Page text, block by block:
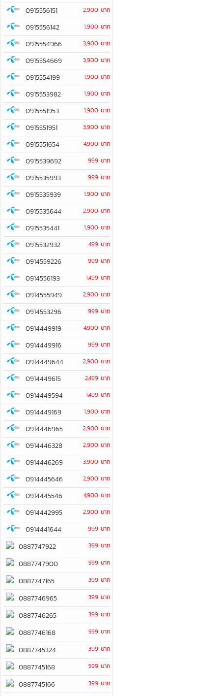
0915556151 2,900 บาท
0915556142 1,900 บาท
0915554966 3,900 บาท
0915554669 3,900 บาท
0915554199 1,900 บาท
0915553982 1,900 บาท
0915551953 1,900 บาท
0915551951 3,900 บาท
0915551654 4,900 บาท
0915539692 999 บาท
0915535993 999 บาท
0915535939 1,900 บาท
0915535644 2,900 บาท
0915535441 1,900 บาท
0915532932 499 บาท
0914559226 999 บาท
0914556193 1,499 บาท
0914555949 2,900 บาท
0914553296 999 บาท
0914449919 4,900 บาท
0914449916 999 บาท
0914449644 2,900 บาท
0914449615 2,499 บาท
0914449594 1,499 บาท
0914449169 1,900 บาท
0914446965 2,900 บาท
0914446328 2,900 บาท
0914446269 3,900 บาท
0914445646 2,900 บาท
0914445546 4,900 บาท
0914442995 2,900 บาท
0914441644 999 บาท
0887747922 399 บาท
0887747900 599 บาท
0887747165 399 บาท
0887746965 399 บาท
0887746265 399 บาท
0887746168 599 บาท
0887745324 399 บาท
0887745168 599 บาท
0887745166 399 บาท